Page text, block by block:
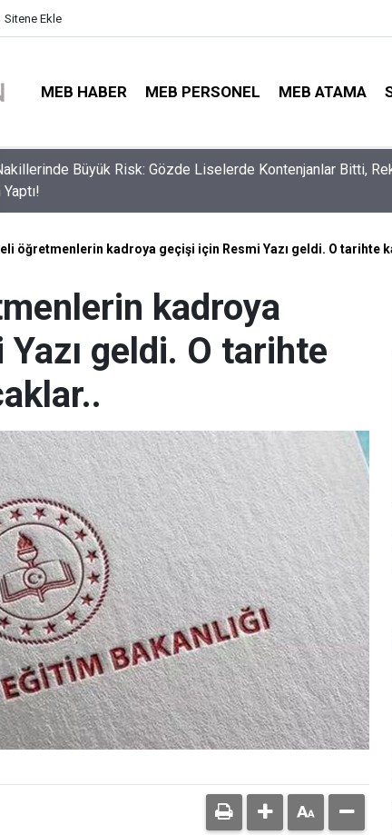
Sitene Ekle
MEB HABER MEB PERSONEL MEB ATAMA
Eğitim Müdürü Ataması Yapıldı
öğretmenlerin kadroya geçişi için Resmi Yazı geldi. O tarihte
kadroya
geldi. O tarihte